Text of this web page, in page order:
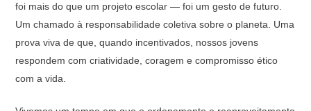
foi mais do que um projeto escolar — foi um gesto de futuro.
Um chamado à responsabilidade coletiva sobre o planeta. Uma
prova viva de que, quando incentivados, nossos jovens
respondem com criatividade, coragem e compromisso ético
com a vida.